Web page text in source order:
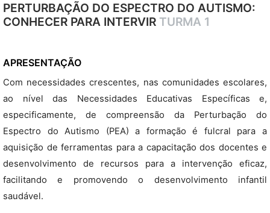
PERTURBAÇÃO DO ESPECTRO DO AUTISMO:
CONHECER PARA INTERVIR TURMA 1
APRESENTAÇÃO
Com necessidades crescentes, nas comunidades escolares,
ao nível das Necessidades Educativas Específicas e,
especificamente, de compreensão da Perturbação do
Espectro do Autismo (PEA) a formação é fulcral para a
aquisição de ferramentas para a capacitação dos docentes e
desenvolvimento de recursos para a intervenção eficaz,
facilitando e promovendo o desenvolvimento infantil
saudável.